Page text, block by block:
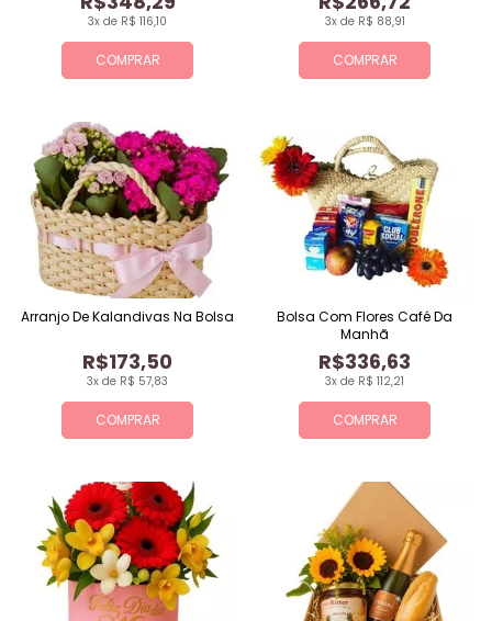
COMPRAR
3x de R$ 116,10
COMPRAR
3x de R$ 88,91
COMPRAR
3x de R$ 57,83
R$173,50
Arranjo De Kalandivas Na Bolsa
COMPRAR
3x de R$ 112,21
R$336,63
Bolsa Com Flores Café Da
Manhã